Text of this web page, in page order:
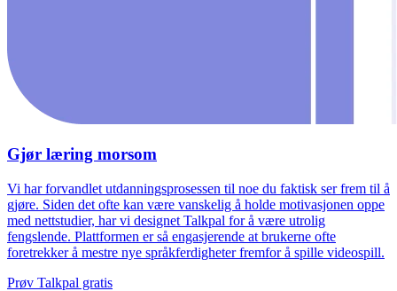
Gjør læring morsom
Vi har forvandlet utdanningsprosessen til noe du faktisk ser frem til å
gjøre. Siden det ofte kan være vanskelig å holde motivasjonen oppe
med nettstudier, har vi designet Talkpal for å være utrolig
fengslende. Plattformen er så engasjerende at brukerne ofte
foretrekker å mestre nye språkferdigheter fremfor å spille videospill.
Prøv Talkpal gratis